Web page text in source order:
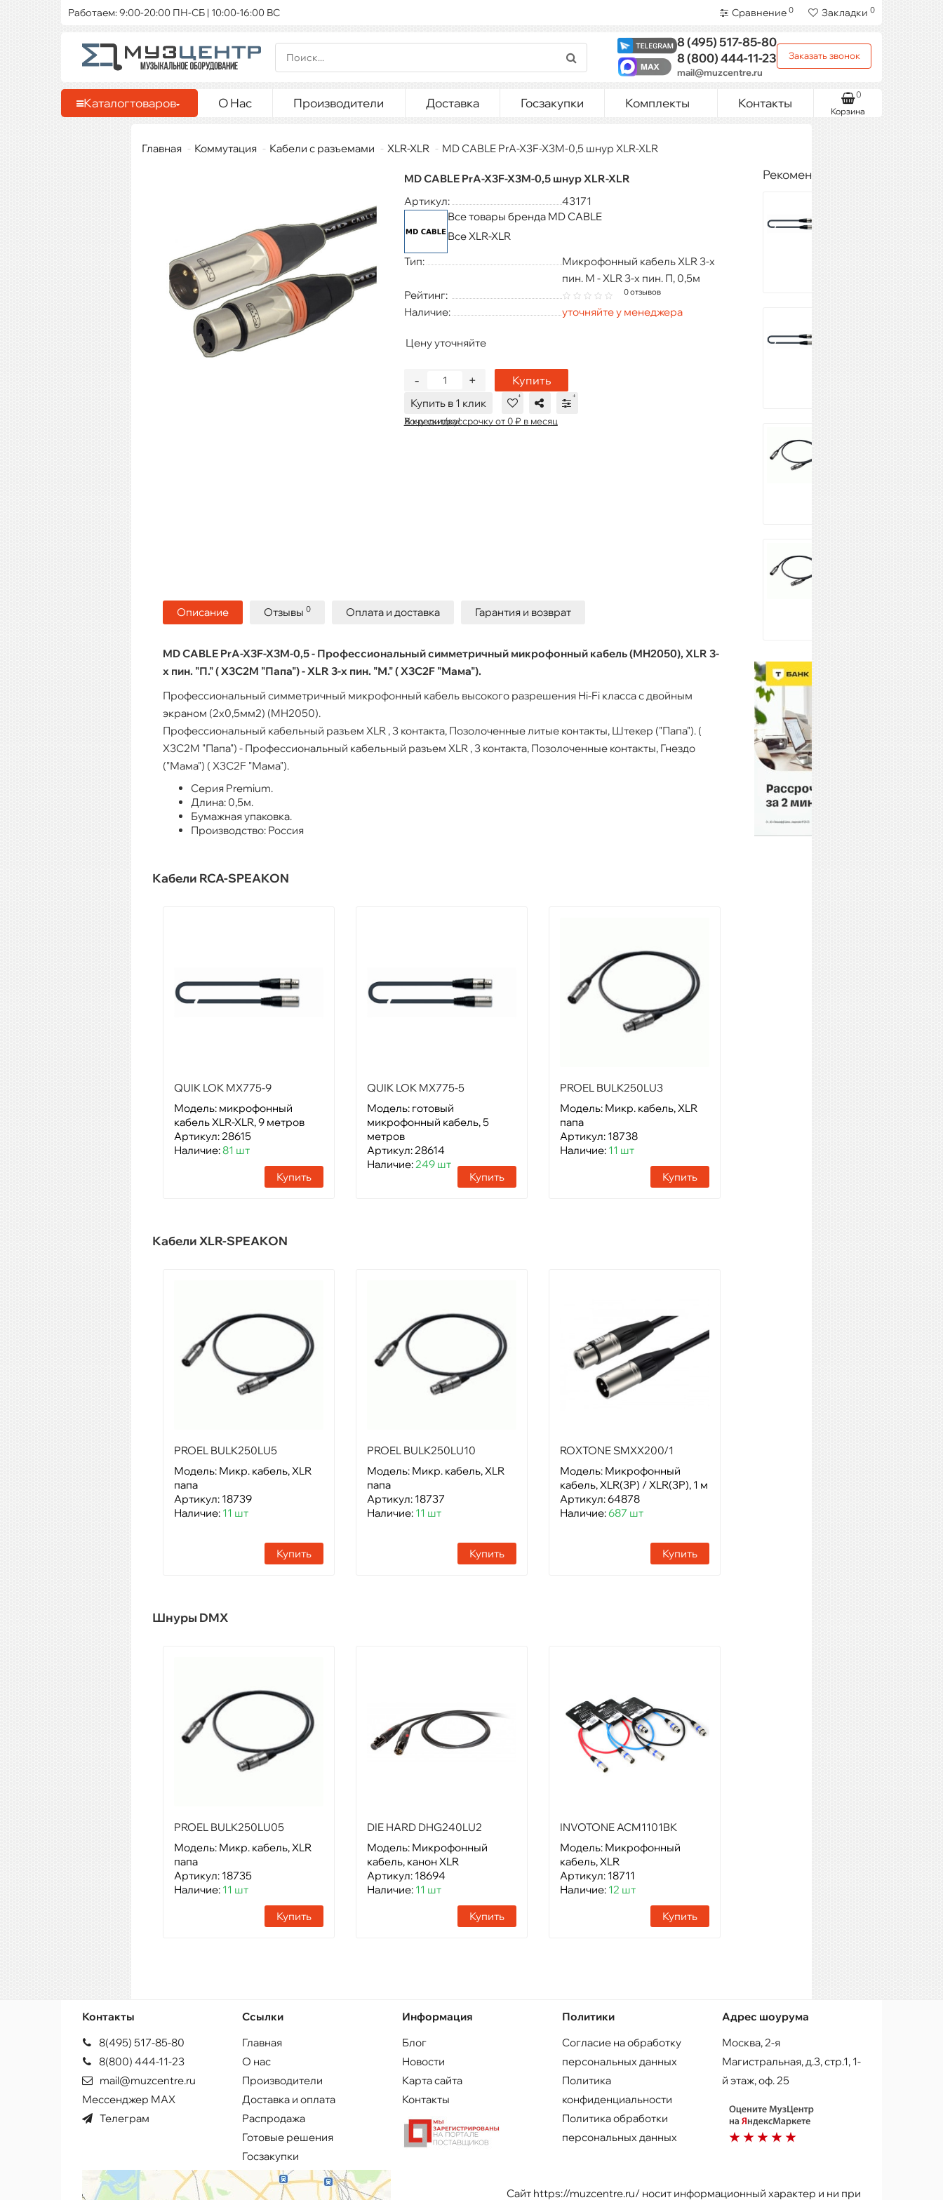
Работаем: 9:00-20:00 ПН-СБ | 10:00-16:00 ВС Сравнение 0 Закладки 0
8 (495)517-85-80
8 (800)444-11-23
mail@muzcentre.ru
Заказать звонок
Каталогтоваров О Нас Производители Доставка Госзакупки Комплекты Контакты
Корзина
0
Главная Коммутация Кабели с разъемами XLR-XLR MD CABLE PrA-X3F-X3M-0,5 шнур XLR-XLR
MD CABLE PrA-X3F-X3M-0,5 шнур XLR-XLR
Артикул:
43171
Все товары бренда MD CABLE
Все XLR-XLR
Тип:
Микрофонный кабель XLR 3-х
пин. М - XLR 3-х пин. П, 0,5м
Рейтинг:
0 отзывов
Наличие: уточняйте у менеджера
Цену уточняйте
+
- Купить
Купить в 1 клик
В кредит/рассрочку от 0 ₽ в месяц
Хочу скидку!
Описание Отзывы 0 Оплата и доставка Гарантия и возврат
MD CABLE PrA-X3F-X3M-0,5 - Профессиональный симметричный микрофонный кабель (MH2050), XLR 3-
х пин. "П." ( X3C2M "Папа") - XLR 3-х пин. "М." ( X3C2F "Мама").
Профессиональный симметричный микрофонный кабель высокого разрешения Hi-Fi класса с двойным
экраном (2x0,5мм2) (MH2050).
Профессиональный кабельный разъем XLR , 3 контакта, Позолоченные литые контакты, Штекер ("Папа"). (
X3C2M "Папа") - Профессиональный кабельный разъем XLR , 3 контакта, Позолоченные контакты, Гнездо
("Мама") ( X3C2F "Мама").
Серия Premium.
Длина: 0,5м.
Бумажная упаковка.
Производство: Россия
Кабели RCA-SPEAKON
QUIK LOK MX775-9
Модель: микрофонный
кабель XLR-XLR, 9 метров
Артикул: 28615
Наличие:81 шт
Купить
QUIK LOK MX775-5
Модель: готовый
микрофонный кабель, 5
метров
Артикул: 28614
Наличие:249 шт
Купить
PROEL BULK250LU3
Модель: Микр. кабель, XLR
папа
Артикул: 18738
Наличие: 11 шт
Купить
Кабели XLR-SPEAKON
PROEL BULK250LU5
Модель: Микр. кабель, XLR
папа
Артикул: 18739
Наличие: 11 шт
Купить
PROEL BULK250LU10
Модель: Микр. кабель, XLR
папа
Артикул: 18737
Наличие: 11 шт
Купить
ROXTONE SMXX200/1
Модель: Микрофонный
кабель, XLR(3P) / XLR(3P), 1 м
Артикул: 64878
Наличие:687 шт
Купить
Шнуры DMX
PROEL BULK250LU05
Модель: Микр. кабель, XLR
папа
Артикул: 18735
Наличие: 11 шт
Купить
DIE HARD DHG240LU2
Модель: Микрофонный
кабель, канон XLR
Артикул: 18694
Наличие: 11 шт
Купить
INVOTONE ACM1101BK
Модель: Микрофонный
кабель, XLR
Артикул: 18711
Наличие: 12 шт
Купить
Рекомендуемые товары
Контакты
8(495) 517-85-80
8(800) 444-11-23
mail@muzcentre.ru
Мессенджер MAX
Телеграм
Ссылки
Главная
О нас
Производители
Доставка и оплата
Распродажа
Готовые решения
Госзакупки
Информация
Блог
Новости
Карта сайта
Контакты
Политики
Согласие на обработку
персональных данных
Политика
конфиденциальности
Политика обработки
персональных данных
Адрес шоурума
Москва, 2-я
Магистральная, д.3, стр.1, 1-
й этаж, оф. 25
Сайт https://muzcentre.ru/ носит информационный характер и ни при